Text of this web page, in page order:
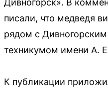
Дивногорск». В
писали, что медведя
рядом с
техникумом имени А.
К публикации